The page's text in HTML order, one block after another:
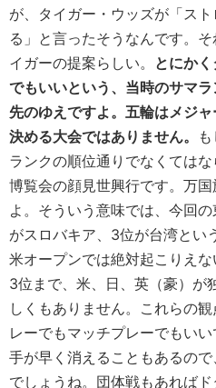
が、タイガー・ウッズが「ス
る」と言ったそうなんです。
イガーの提案らしい。 とにか
でもいいという、当時のサマ
先のゆえですよ。五輪はメジ
決める大会ではありません。
ランクの順位通りでなくては
博覧会の顔見世興行です。万
よ。そういう意味では、今回
がスロバキア、3位が台湾とい
米オープンでは絶対起こりえ
3位まで、米、日、英（豪）が
しくもありません。これらの
レーでもマッチプレーでもい
手が早く消えることもあるの
でしょうね。団体戦もあれば